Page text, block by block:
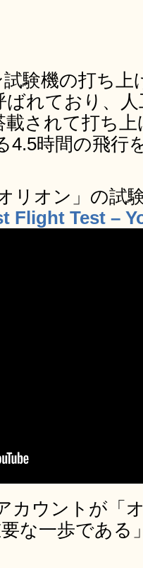
験機の打ち上
ばれており、
載されて打ち
4.5時間の飛行
リオン」の試
Flight Test –
カウントが「
な一歩である